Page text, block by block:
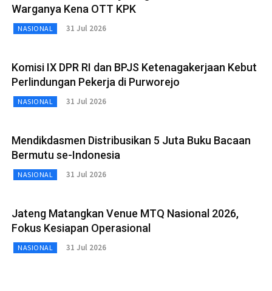
Warganya Kena OTT KPK
NASIONAL 31 Jul 2026
Komisi IX DPR RI dan BPJS Ketenagakerjaan Kebut
Perlindungan Pekerja di Purworejo
NASIONAL 31 Jul 2026
Mendikdasmen Distribusikan 5 Juta Buku Bacaan
Bermutu se-Indonesia
NASIONAL 31 Jul 2026
Jateng Matangkan Venue MTQ Nasional 2026,
Fokus Kesiapan Operasional
NASIONAL 31 Jul 2026